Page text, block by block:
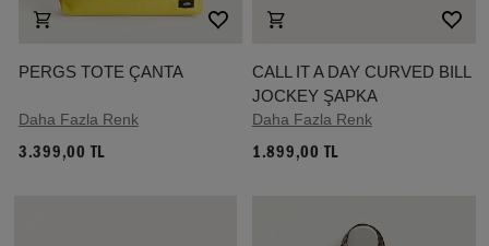
PERGS TOTE ÇANTA
Daha Fazla Renk
3.399,00 TL
CALL IT A DAY CURVED BILL
JOCKEY ŞAPKA
Daha Fazla Renk
1.899,00 TL